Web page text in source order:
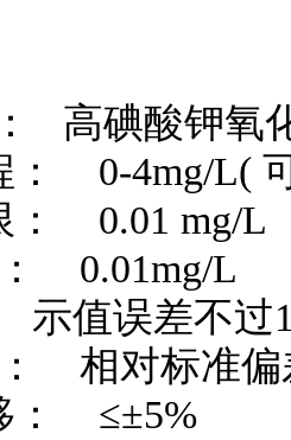
高碘酸钾氧
0-4mg/L(
0.01 mg/
0.01mg/L
示值误差不过
相对标准偏
≤±5%